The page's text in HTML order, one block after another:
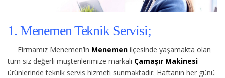
1. Menemen Teknik Servisi;
Firmamız Menemen’in Menemen ilçesinde yaşamakta olan
tüm siz değerli müşterilerimize markalı Çamaşır Makinesi
ürünlerinde teknik servis hizmeti sunmaktadır. Haftanın her günü